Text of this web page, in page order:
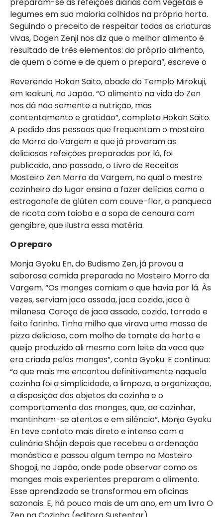
preparam-se as refeições diárias com vegetais e
legumes em sua maioria colhidos na própria horta.
Seguindo o preceito de respeitar todas as criaturas
vivas, Dogen Zenji nos diz que o melhor alimento é
resultado de três elementos: do próprio alimento,
de quem o come e de quem o prepara”, escreve o
Reverendo Hokan Saito, abade do Templo Mirokuji,
em Ieakuni, no Japão. “O alimento na vida do Zen
nos dá não somente a nutrição, mas
contentamento e gratidão”, completa Hokan Saito.
A pedido das pessoas que frequentam o mosteiro
de Morro da Vargem e que já provaram as
deliciosas refeições preparadas por lá, foi
publicado, ano passado, o Livro de Receitas
Mosteiro Zen Morro da Vargem, no qual o mestre
cozinheiro do lugar ensina a fazer delícias como o
estrogonofe de glúten com couve-flor, a panqueca
de ricota com taioba e a sopa de cenoura com
gengibre, que ilustra essa matéria.
O preparo
Monja Gyoku En, do Budismo Zen, já provou a
saborosa comida preparada no Mosteiro Morro da
Vargem. “Os monges comiam o que havia por lá. Às
vezes, serviam jaca assada, jaca cozida, jaca à
milanesa. Caroço de jaca assado, cozido, torrado e
feito farinha. Tinha milho que virava uma massa de
pizza deliciosa, com molho de tomate da horta e
queijo produzido ali mesmo com leite da vaca que
era criada pelos monges”, conta Gyoku. E continua:
“o que mais me encantou definitivamente naquela
cozinha foi a simplicidade, a limpeza, a organização,
a disposição dos objetos da cozinha e o
comportamento dos monges, que, ao cozinhar,
mantinham-se atentos e em silêncio”. Monja Gyoku
En teve contato mais direto e intenso com a
culinária Shôjin depois que recebeu a ordenação
monástica e passou algum tempo no Mosteiro
Shogoji, no Japão, onde pode observar como os
monges mais experientes preparam o alimento.
Esse aprendizado se transformou em oficinas
sazonais. E, há pouco mais de um ano, em um livro O